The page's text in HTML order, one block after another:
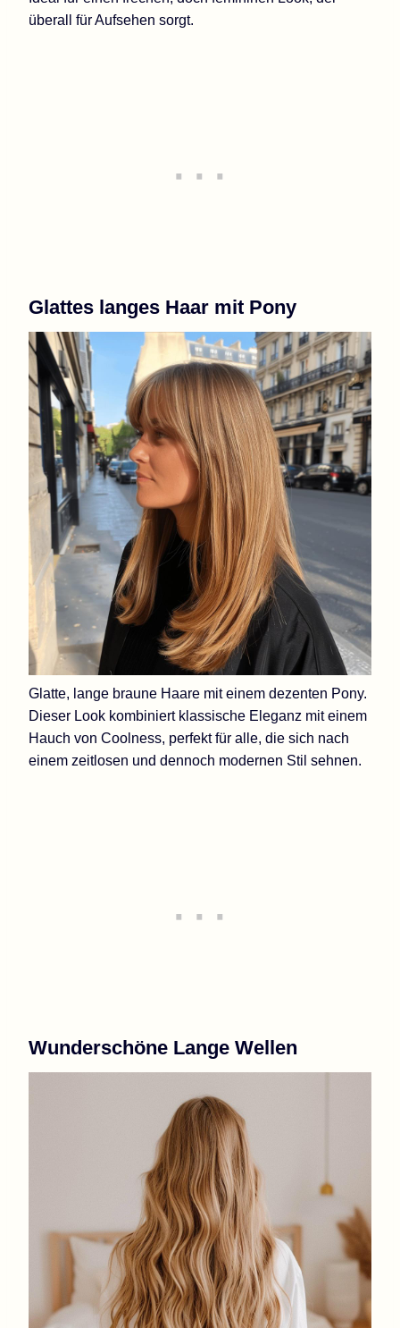
überall für Aufsehen sorgt.
Glattes langes Haar mit Pony
Glatte, lange braune Haare mit einem dezenten Pony.
Dieser Look kombiniert klassische Eleganz mit einem
Hauch von Coolness, perfekt für alle, die sich nach
einem zeitlosen und dennoch modernen Stil sehnen.
Wunderschöne Lange Wellen